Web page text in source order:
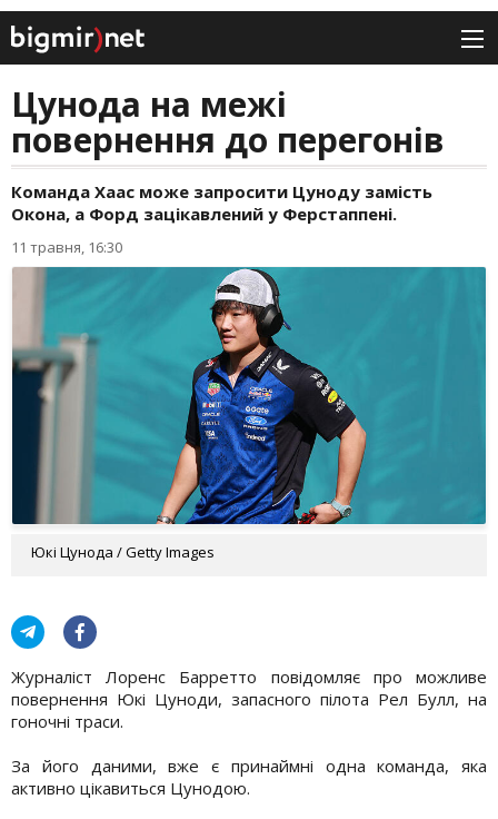
Цунода на межі
повернення до перегонів
Команда Хаас може запросити Цуноду замість
Окона, а Форд зацікавлений у Ферстаппені.
11 травня, 16:30
Юкі Цунода / Getty Images
Журналіст Лоренс Барретто повідомляє про можливе
повернення Юкі Цуноди, запасного пілота Рел Булл, на
гоночні траси.
За його даними, вже є принаймні одна команда, яка
активно цікавиться Цунодою.